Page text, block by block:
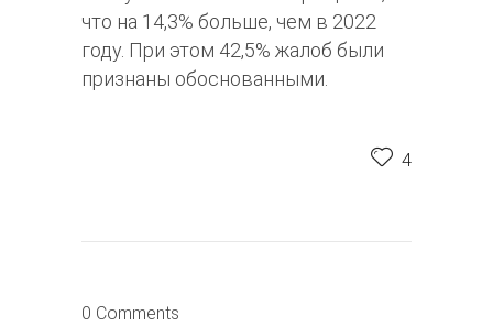
что на 14,3% больше, чем в 2022
году. При этом 42,5% жалоб были
признаны обоснованными.
4
0 Comments